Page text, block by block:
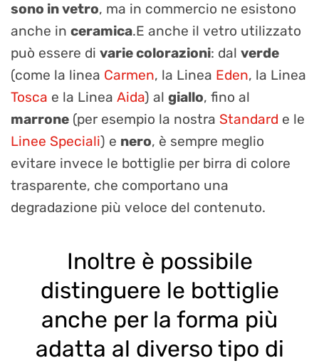
sono in vetro, ma in commercio ne esistono
anche in ceramica.E anche il vetro utilizzato
può essere di varie colorazioni: dal verde
(come la linea Carmen, la Linea Eden, la Linea
Tosca e la Linea Aida) al giallo, fino al
marrone (per esempio la nostra Standard e le
Linee Speciali) e nero, è sempre meglio
evitare invece le bottiglie per birra di colore
trasparente, che comportano una
degradazione più veloce del contenuto.
Inoltre è possibile
distinguere le bottiglie
anche per la forma più
adatta al diverso tipo di